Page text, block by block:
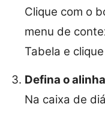
Clique com o
menu de
Tabela e
Defina o
Na caixa de